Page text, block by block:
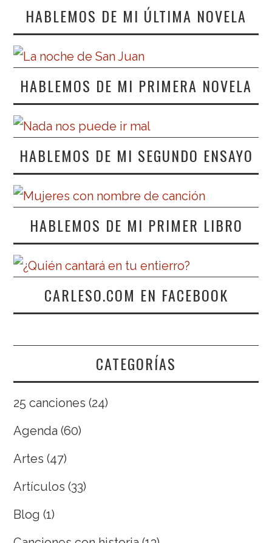
HABLEMOS DE MI ÚLTIMA NOVELA
HABLEMOS DE MI PRIMERA NOVELA
HABLEMOS DE MI SEGUNDO ENSAYO
HABLEMOS DE MI PRIMER LIBRO
CARLESO.COM EN FACEBOOK
CATEGORÍAS
25 canciones (24)
Agenda (60)
Artes (47)
Artículos (33)
Blog (1)